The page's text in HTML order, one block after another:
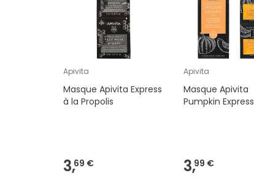
Apivita
Masque Apivita Express
à la Propolis
3,69 €
Apivita
Masque Apivita
Pumpkin Express
3,99 €